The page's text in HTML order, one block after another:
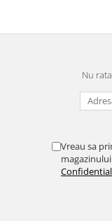
Nu
Vreau sa